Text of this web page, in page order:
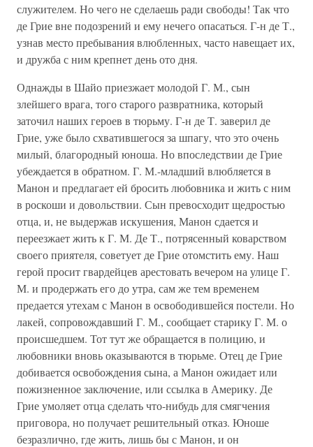
служителем. Но чего не сделаешь ради свободы! Так что
де Грие вне подозрений и ему нечего опасаться. Г-н де Т.,
узнав место пребывания влюбленных, часто навещает их,
и дружба с ним крепнет день ото дня.
Однажды в Шайо приезжает молодой Г. М., сын
злейшего врага, того старого развратника, который
заточил наших героев в тюрьму. Г-н де Т. заверил де
Грие, уже было схватившегося за шпагу, что это очень
милый, благородный юноша. Но впоследствии де Грие
убеждается в обратном. Г. М.-младший влюбляется в
Манон и предлагает ей бросить любовника и жить с ним
в роскоши и довольствии. Сын превосходит щедростью
отца, и, не выдержав искушения, Манон сдается и
переезжает жить к Г. М. Де Т., потрясенный коварством
своего приятеля, советует де Грие отомстить ему. Наш
герой просит гвардейцев арестовать вечером на улице Г.
М. и продержать его до утра, сам же тем временем
предается утехам с Манон в освободившейся постели. Но
лакей, сопровождавший Г. М., сообщает старику Г. М. о
происшедшем. Тот тут же обращается в полицию, и
любовники вновь оказываются в тюрьме. Отец де Грие
добивается освобождения сына, а Манон ожидает или
пожизненное заключение, или ссылка в Америку. Де
Грие умоляет отца сделать что-нибудь для смягчения
приговора, но получает решительный отказ. Юноше
безразлично, где жить, лишь бы с Манон, и он